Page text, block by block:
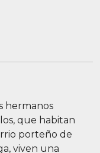
hermanos
que habitan
porteño de
viven una